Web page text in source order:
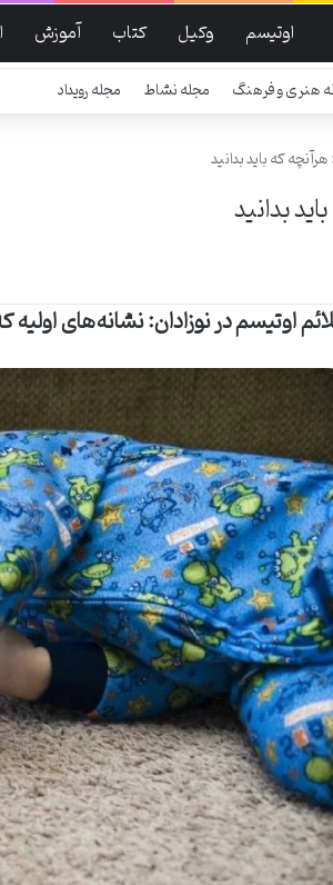
اوتیسم وکیل کتاب آموزش
هنری و فرهنگ مجله نشاط مجله رویداد
که باید بدانید
بدانید
اوتیسم در نوزادان: نشانه‌های اولیه